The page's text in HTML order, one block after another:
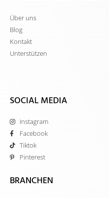
Über uns
Blog
Kontakt
Unterstützen
SOCIAL MEDIA
Instagram
Facebook
Tiktok
Pinterest
BRANCHEN